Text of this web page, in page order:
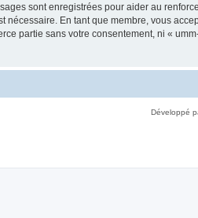
sont enregistrées pour aider au
nécessaire. En tant que membre, vous
partie sans votre consentement, ni «
Développé